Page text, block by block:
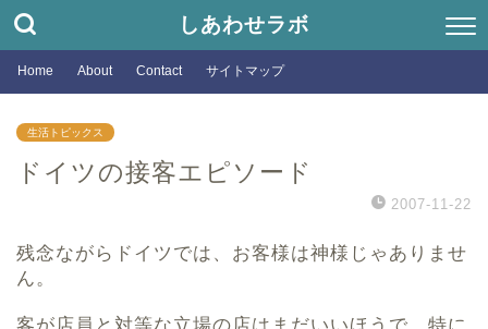
しあわせラボ
Home About Contact サイトマップ
生活トピックス
ドイツの接客エピソード
2007-11-22
残念ながらドイツでは、お客様は神様じゃありませ
ん。